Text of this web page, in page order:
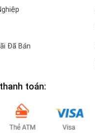
Đã Bán
toán: